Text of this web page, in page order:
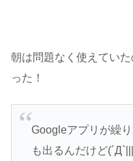
朝は問題なく使えてい
った！
Googleアプリが繰
も出るんだけど